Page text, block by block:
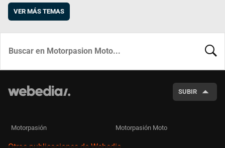
VER MÁS TEMAS
SUBIR
Motorpasión Motorpasión Moto